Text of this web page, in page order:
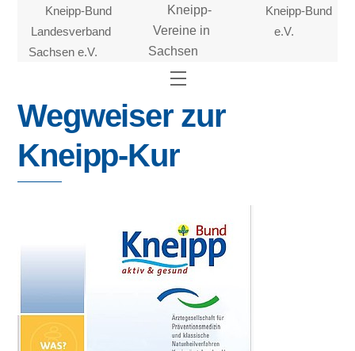
content
Kneipp-Bund
Landesverband
Sachsen e.V.
Kneipp-
Vereine in
Sachsen
Kneipp-Bund
e.V.
Menu
Wegweiser zur
Kneipp-Kur